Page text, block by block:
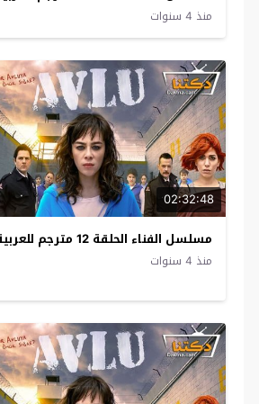
منذ 4 سنوات
02:32:48
مسلسل الفناء الحلقة 12 مترجم للعربية
منذ 4 سنوات